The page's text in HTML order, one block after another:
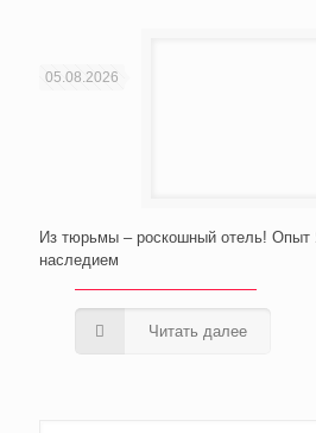
05.08.2026
Из тюрьмы – роскошный отель! Опыт
наследием
Читать далее